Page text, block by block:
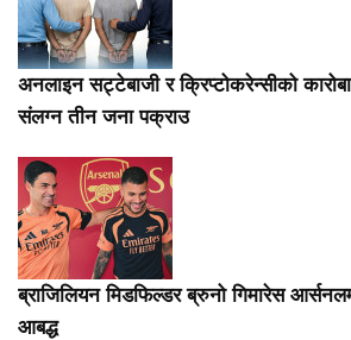
अनलाइन सट्टेबाजी र क्रिप्टोकरेन्सीको
संलग्न तीन जना पक्राउ
ब्राजिलियन मिडफिल्डर ब्रुनो गिमारेस
आबद्ध